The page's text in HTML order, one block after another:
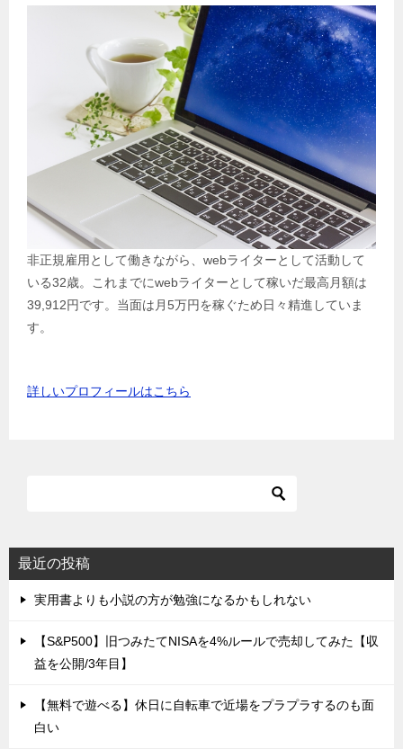
非正規雇用として働きながら、webライターとして活動して
いる32歳。これまでにwebライターとして稼いだ最高月額は
39,912円です。当面は月5万円を稼ぐため日々精進していま
す。
詳しいプロフィールはこちら
最近の投稿
実用書よりも小説の方が勉強になるかもしれない
【S&P500】旧つみたてNISAを4%ルールで売却してみた【収
益を公開/3年目】
【無料で遊べる】休日に自転車で近場をプラプラするのも面
白い